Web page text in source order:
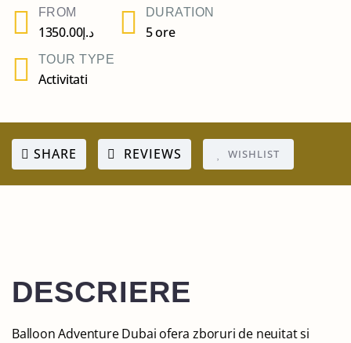
FROM
د.إ1350.00
DURATION
5 ore
TOUR TYPE
Activitati
SHARE REVIEWS WISHLIST
DESCRIERE
Balloon Adventure Dubai ofera zboruri de neuitat si